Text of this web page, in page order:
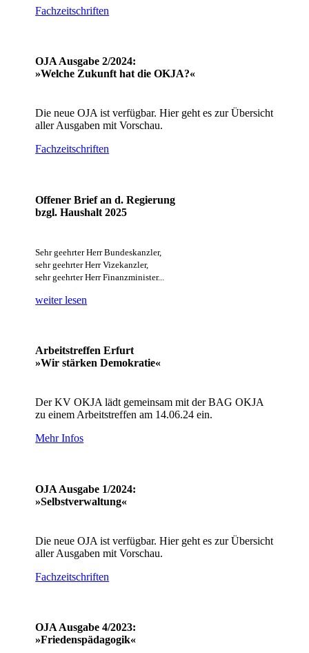
Fachzeitschriften
OJA Ausgabe 2/2024:
»Welche Zukunft hat die OKJA?«
Die neue OJA ist verfügbar. Hier geht es zur Übersicht
aller Ausgaben mit Vorschau.
Fachzeitschriften
Offener Brief an d. Regierung
bzgl. Haushalt 2025
Sehr geehrter Herr Bundeskanzler,
sehr geehrter Herr Vizekanzler,
sehr geehrter Herr Finanzminister...
weiter lesen
Arbeitstreffen Erfurt
»Wir stärken Demokratie«
Der KV OKJA lädt gemeinsam mit der BAG OKJA
zu einem Arbeitstreffen am 14.06.24 ein.
Mehr Infos
OJA Ausgabe 1/2024:
»Selbstverwaltung«
Die neue OJA ist verfügbar. Hier geht es zur Übersicht
aller Ausgaben mit Vorschau.
Fachzeitschriften
OJA Ausgabe 4/2023:
»Friedenspädagogik«